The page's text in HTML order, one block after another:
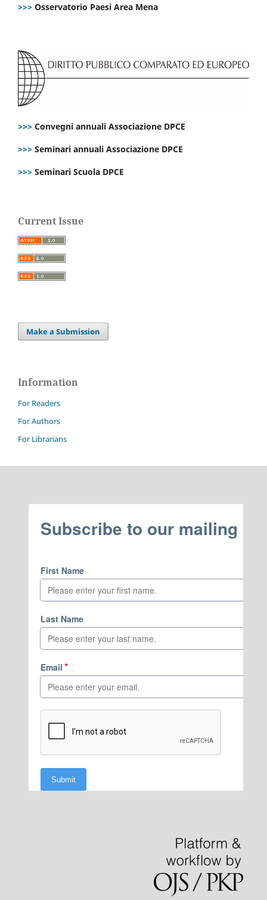
>>> Osservatorio Paesi Area Mena
>>> Convegni annuali Associazione DPCE
>>> Seminari annuali Associazione DPCE
>>> Seminari Scuola DPCE
Current Issue
Make a Submission
Information
For Readers
For Authors
For Librarians